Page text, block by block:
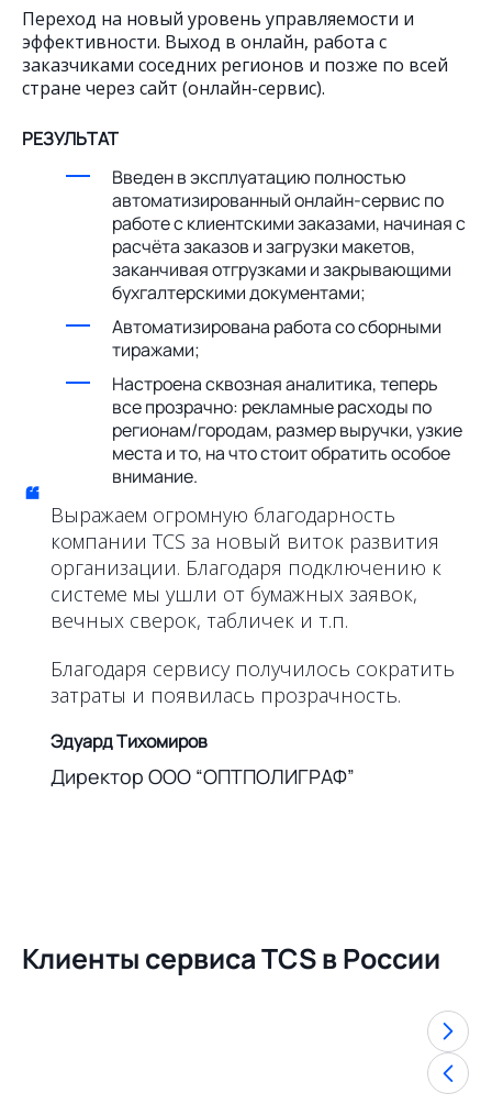
Переход на новый уровень управляемости и
эффективности. Выход в онлайн, работа с
заказчиками соседних регионов и позже по всей
стране через сайт (онлайн-сервис).
РЕЗУЛЬТАТ
Введен в эксплуатацию полностью
автоматизированный онлайн-сервис по
работе с клиентскими заказами, начиная с
расчёта заказов и загрузки макетов,
заканчивая отгрузками и закрывающими
бухгалтерскими документами;
Автоматизирована работа со сборными
тиражами;
Настроена сквозная аналитика, теперь
все прозрачно: рекламные расходы по
регионам/городам, размер выручки, узкие
места и то, на что стоит обратить особое
внимание.
“ Выражаем огромную благодарность
компании TCS за новый виток развития
организации. Благодаря подключению к
системе мы ушли от бумажных заявок,
вечных сверок, табличек и т.п.
Благодаря сервису получилось сократить
затраты и появилась прозрачность.
Эдуард Тихомиров
Директор ООО “ОПТПОЛИГРАФ”
Клиенты сервиса TCS в России